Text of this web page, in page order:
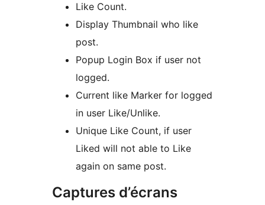
Like Count.
Display Thumbnail who like
post.
Popup Login Box if user not
logged.
Current like Marker for logged
in user Like/Unlike.
Unique Like Count, if user
Liked will not able to Like
again on same post.
Captures d’écrans